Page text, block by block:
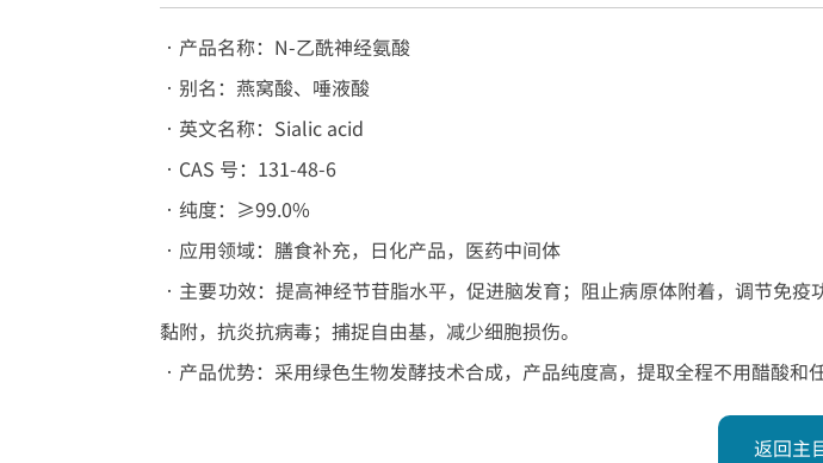
•产品名称：N-乙酰神经氨酸
•别名：燕窝酸、唾液酸
•英文名称：Sialic acid
•CAS 号：131-48-6
•纯度：≥99.0%
•应用领域：膳食补充，日化产品，医药中间体
•主要功效：提高神经节苷脂水平，促进脑发育；阻止病原体附着，调节免
黏附，抗炎抗病毒；捕捉自由基，减少细胞损伤。
•产品优势：采用绿色生物发酵技术合成，产品纯度高，提取全程不用醋酸和
返回主